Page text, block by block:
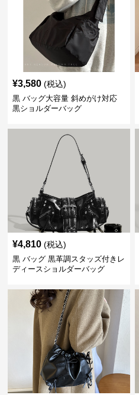
¥3,580 (税込)
黒 バッグ大容量 斜めがけ対応
黒ショルダーバッグ
¥4,810 (税込)
黒 バッグ 黒革調スタッズ付きレ
ディースショルダーバッグ